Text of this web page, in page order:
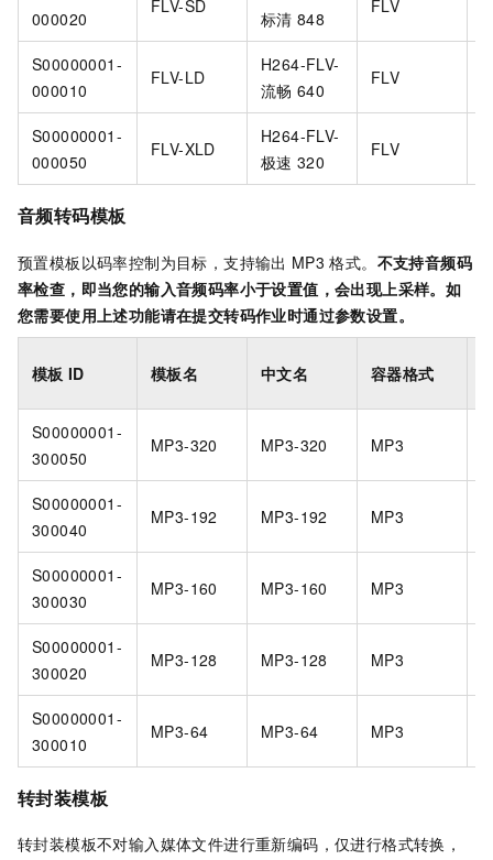
000020
FLV-SD
标清 848
FLV
S00000001-
000010
FLV-LD
H264-FLV-
流畅 640
FLV
S00000001-
000050
FLV-XLD
H264-FLV-
极速 320
FLV
音频转码模板
预置模板以码率控制为目标，支持输出 MP3 格式。 不支持音频码
率检查，即当您的输入音频码率小于设置值，会出现上采样。如
您需要使用上述功能请在提交转码作业时通过参数设置。
模板 ID 模板名 中文名 容器格式
S00000001-
300050
MP3-320 MP3-320 MP3
S00000001-
300040
MP3-192 MP3-192 MP3
S00000001-
300030
MP3-160 MP3-160 MP3
S00000001-
300020
MP3-128 MP3-128 MP3
S00000001-
300010
MP3-64 MP3-64 MP3
转封装模板
转封装模板不对输入媒体文件进行重新编码，仅进行格式转换，